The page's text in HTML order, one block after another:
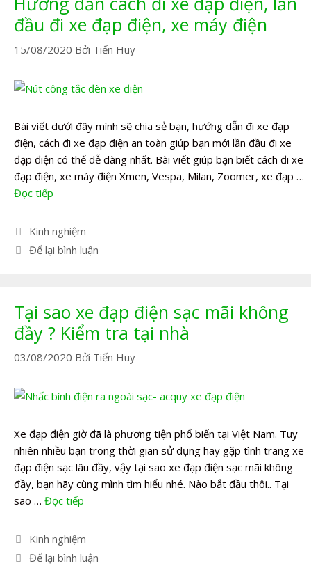
đầu đi xe đạp điện, xe máy điện
15/08/2020 Bởi Tiến Huy
Bài viết dưới đây mình sẽ chia sẻ bạn, hướng dẫn đi xe đạp
điện, cách đi xe đạp điện an toàn giúp bạn mới lần đầu đi xe
đạp điện có thể dễ dàng nhất. Bài viết giúp bạn biết cách đi xe
đạp điện, xe máy điện Xmen, Vespa, Milan, Zoomer, xe đạp …
Đọc tiếp
Danh
mục
Kinh nghiệm
Để lại bình luận
Tại sao xe đạp điện sạc mãi không
đầy ? Kiểm tra tại nhà
03/08/2020 Bởi Tiến Huy
Xe đạp điện giờ đã là phương tiện phổ biến tại Việt Nam. Tuy
nhiên nhiều bạn trong thời gian sử dụng hay gặp tình trang xe
đạp điện sạc lâu đầy, vậy tại sao xe đạp điện sạc mãi không
đầy, bạn hãy cùng mình tìm hiểu nhé. Nào bắt đầu thôi.. Tại
sao … Đọc tiếp
Danh
mục
Kinh nghiệm
Để lại bình luận